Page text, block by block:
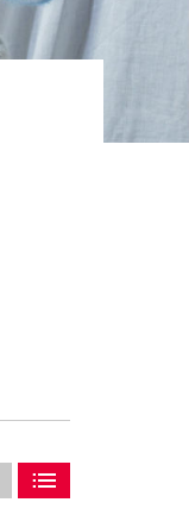
GRID ANZEIGEN
ALS LISTE